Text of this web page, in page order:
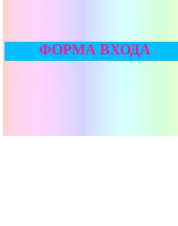
ФОРМА ВХОДА